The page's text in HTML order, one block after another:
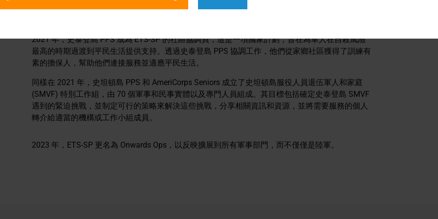
發起了類似的舉措。
2021 年，史泰登島 PPS 成為 ETS-SP 的社區協調員，這是一項國家計劃，旨在為軍人在自殺風險
最高的時期過渡到平民生活提供支持。透過史泰登島 PPS 協調工作，他們從家鄉社區獲得了訓練有
素的擔保人，幫助他們連接服務並適應平民生活。
同樣在 2021 年，史坦頓島 PPS 和 AmeriCorps Seniors 成立了史坦頓島服役人員退伍軍人和家庭
(SMVF) 特別工作組，由 70 個軍事和民事實體以及專門人員組成。其目標包括確定史泰登島 SMVF
遇到的緊迫挑戰，並制定可行的策略來解決這些挑戰，分享相關資訊和資源，並將需要服務的個人
轉介給適當的機構或工作小組成員。
2023 年，ETS-SP 更名為 Onwards Ops，以反映擴展到所有軍事部門，而不僅僅是陸軍。